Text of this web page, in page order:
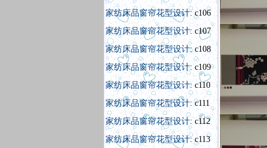
家纺床品窗帘花型设计: c106
家纺床品窗帘花型设计: c107
家纺床品窗帘花型设计: c108
家纺床品窗帘花型设计: c109
家纺床品窗帘花型设计: c110
家纺床品窗帘花型设计: c111
家纺床品窗帘花型设计: c112
家纺床品窗帘花型设计: c113